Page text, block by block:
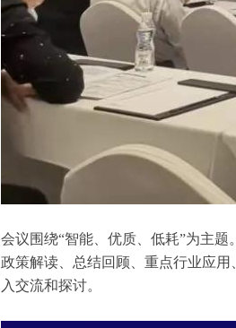
会议围绕“智能、优质、低耗”为主
政策解读、总结回顾、重点行业应
入交流和探讨。